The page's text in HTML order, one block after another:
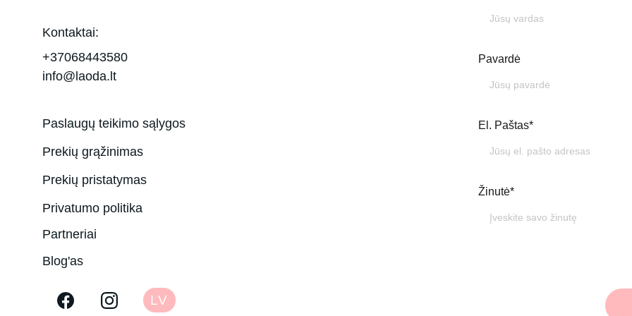
Pavardė
El. Paštas*
Žinutė*
Kontaktai:
+37068443580
info@laoda.lt
Paslaugų teikimo sąlygos
Prekių grąžinimas
Prekių pristatymas
Privatumo politika
LV
Partneriai
Blog'as